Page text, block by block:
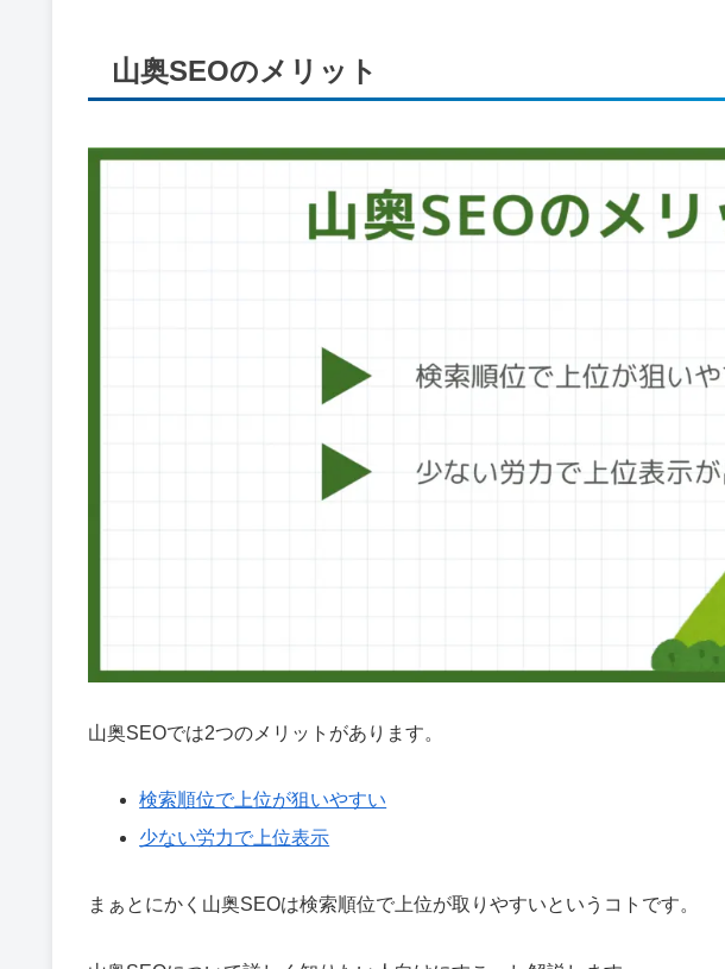
山奥SEOのメリット
山奥SEOでは2つのメリットがあります。
検索順位で上位が狙いやすい
少ない労力で上位表示
まぁとにかく山奥SEOは検索順位で上位が取りやすいというコトです。